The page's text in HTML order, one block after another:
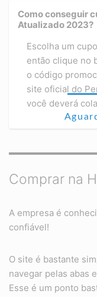
Como conseguir
Atualizado 2023?
Escolha um
então clique no
o código
site oficial do
você deverá
Comprar na
A empresa é
confiável!
O site é bastante
navegar pelas abas
Esse é um ponto